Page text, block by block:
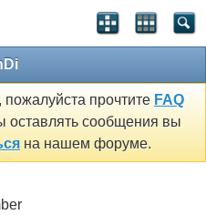
прочтите FAQ
оставлять сообщения вы
на нашем форуме.